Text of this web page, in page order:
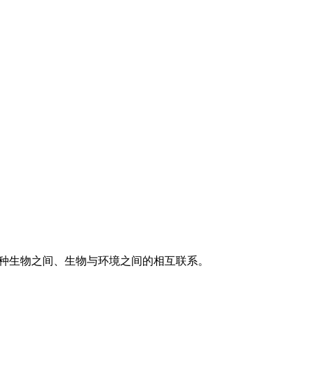
物之间、生物与环境之间的相互联系。